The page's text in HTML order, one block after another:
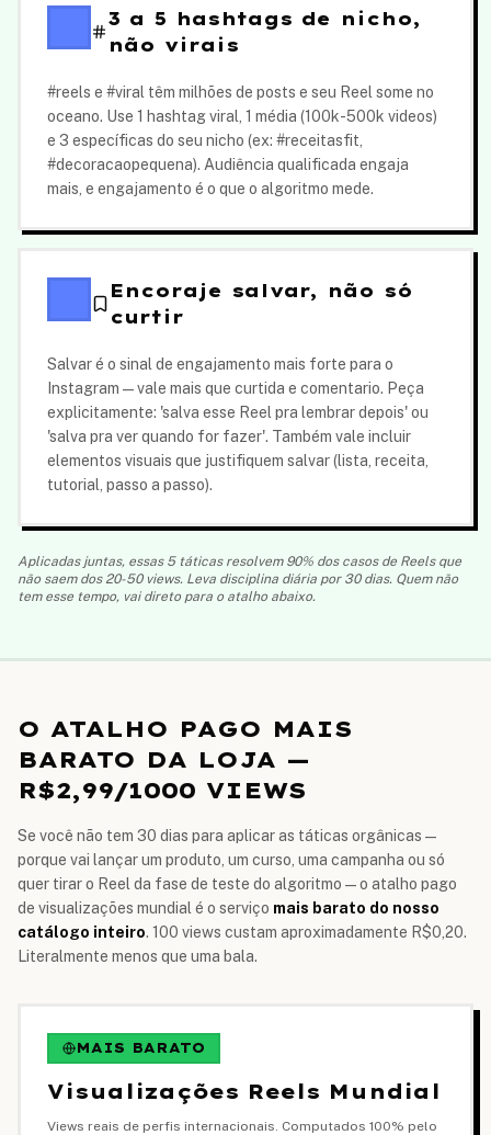
3 a 5 hashtags de nicho,
não virais
#reels e #viral têm milhões de posts e seu Reel some no
oceano. Use 1 hashtag viral, 1 média (100k-500k videos)
e 3 específicas do seu nicho (ex: #receitasfit,
#decoracaopequena). Audiência qualificada engaja
mais, e engajamento é o que o algoritmo mede.
Encoraje salvar, não só
curtir
Salvar é o sinal de engajamento mais forte para o
Instagram — vale mais que curtida e comentario. Peça
explicitamente: 'salva esse Reel pra lembrar depois' ou
'salva pra ver quando for fazer'. Também vale incluir
elementos visuais que justifiquem salvar (lista, receita,
tutorial, passo a passo).
Aplicadas juntas, essas 5 táticas resolvem 90% dos casos de Reels que
não saem dos 20-50 views. Leva disciplina diária por 30 dias. Quem não
tem esse tempo, vai direto para o atalho abaixo.
O ATALHO PAGO MAIS
BARATO DA LOJA —
R$2,99/1000 VIEWS
Se você não tem 30 dias para aplicar as táticas orgânicas —
porque vai lançar um produto, um curso, uma campanha ou só
quer tirar o Reel da fase de teste do algoritmo — o atalho pago
de visualizações mundial é o serviço mais barato do nosso
catálogo inteiro. 100 views custam aproximadamente R$0,20.
Literalmente menos que uma bala.
MAIS BARATO
Visualizações Reels Mundial
Views reais de perfis internacionais. Computados 100% pelo